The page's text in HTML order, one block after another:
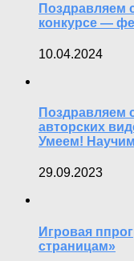
Поздравляем
конкурсе —
10.04.2024
Поздравляем
авторских
Умеем!
29.09.2023
Игровая
страницам»